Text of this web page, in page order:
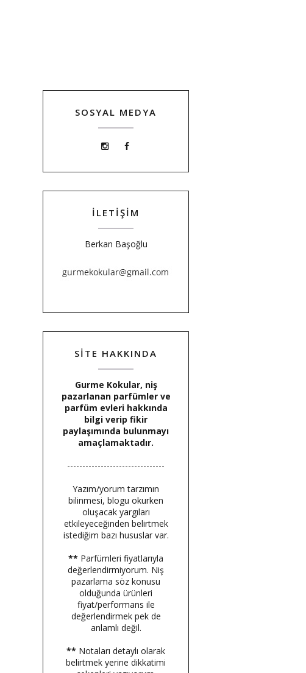
SOSYAL MEDYA
İLETİŞİM
Berkan Başoğlu
SİTE HAKKINDA
Gurme Kokular, niş
pazarlanan parfümler ve
parfüm evleri hakkında
bilgi verip fikir
paylaşımında bulunmayı
amaçlamaktadır.
--------------------------------
Yazım/yorum tarzımın
bilinmesi, blogu okurken
oluşacak yargıları
etkileyeceğinden belirtmek
istediğim bazı hususlar var.
** Parfümleri fiyatlarıyla
değerlendirmiyorum. Niş
pazarlama söz konusu
olduğunda ürünleri
fiyat/performans ile
değerlendirmek pek de
anlamlı değil.
** Notaları detaylı olarak
belirtmek yerine dikkatimi